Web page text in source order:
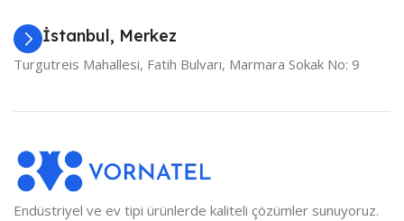
İstanbul, Merkez
Turgutreis Mahallesi, Fatih Bulvarı, Marmara Sokak No: 9
Endüstriyel ve ev tipi ürünlerde kaliteli çözümler sunuyoruz.